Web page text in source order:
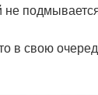
не
в свою